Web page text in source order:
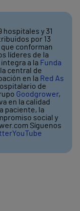
y 31
por 13
conforman
líderes de la
a la Funda
la central de
en la Red As
de
Goodgrower,
en la calidad
paciente, la
social y
Síguenos
YouTube